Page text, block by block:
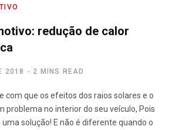
redução de calor
2018 2 MINS READ
com que os efeitos dos raios solares e o
problema no interior do seu veículo, Pois
solução! E não é diferente quando o